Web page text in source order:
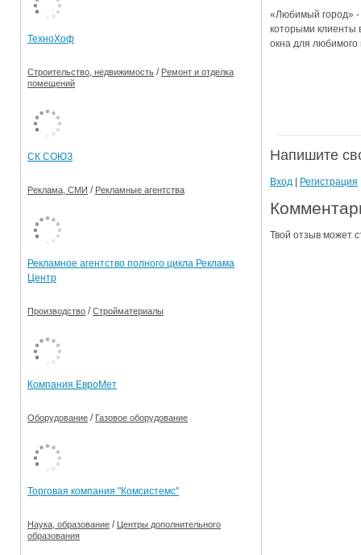
Ограничения движения транспорта на майские
Электронные транспортные карты
«Любимый город» -
которыми клиенты
окна для любимого
Напишите
Вход Регистрация
Твой отзыв может
ТехноХоф
Строительство, недвижимость / Ремонт и отделка
помещений
СК СОЮЗ
Реклама, СМИ / Рекламные агентства
Рекламное агентство полного цикла Реклама
Центр
Производство /Стройматериалы
Компания ЕвроМет
Оборудование / Газовое оборудование
Торговая компания "Комсистемс"
Наука, образование / Центры дополнительного
образования